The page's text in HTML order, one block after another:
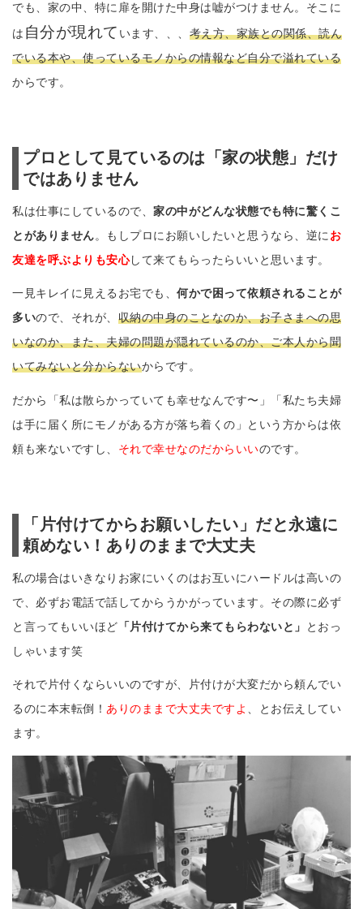
でも、家の中、特に扉を開けた中身は嘘がつけません。そこに
は 自分が現れて います、、、 考え方、家族との関係、読ん
でいる本や、使っているモノからの情報など自分で溢れている
からです。
プロとして見ているのは「家の状態」だけ
ではありません
私は仕事にしているので、 家の中がどんな状態でも特に驚くこ
とがありません 。もしプロにお願いしたいと思うなら、逆に お
友達を呼ぶよりも安心して来てもらったらいいと思います。
一見キレイに見えるお宅でも、 何かで困って依頼されることが
多いので、それが、 収納の中身のことなのか、お子さまへの思
いなのか、また、夫婦の問題が隠れているのか、ご本人から聞
いてみないと分からないからです。
だから「私は散らかっていても幸せなんです〜」「私たち夫婦
は手に届く所にモノがある方が落ち着くの」という方からは依
頼も来ないですし、 それで幸せなのだからいいのです。
「片付けてからお願いしたい」だと永遠に
頼めない！ありのままで大丈夫
私の場合はいきなりお家にいくのはお互いにハードルは高いの
で、必ずお電話で話してからうかがっています。その際に必ず
と言ってもいいほど 「片付けてから来てもらわないと」
とおっ
しゃいます笑
それで片付くならいいのですが、片付けが大変だから頼んでい
るのに本末転倒！ ありのままで大丈夫ですよ 、とお伝えしてい
ます。